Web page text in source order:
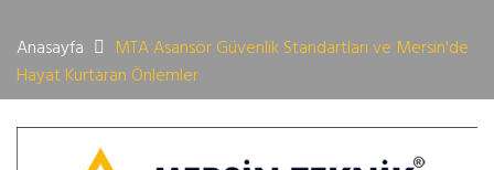
Anasayfa
MTA Asansör Güvenlik Standartları ve Mersin'de
Hayat Kurtaran Önlemler